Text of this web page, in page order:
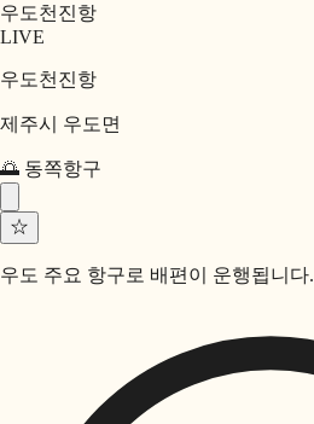
우도천진항
LIVE
우도천진항
제주시 우도면
🌅 동쪽항구
☆
우도 주요 항구로 배편이 운행됩니다.